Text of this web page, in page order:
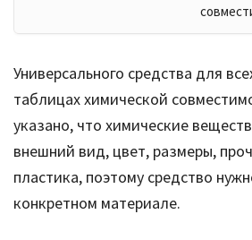
Универсального средства для
таблицах химической
указано, что химические
внешний вид, цвет, размеры,
пластика, поэтому средство
конкретном материале.